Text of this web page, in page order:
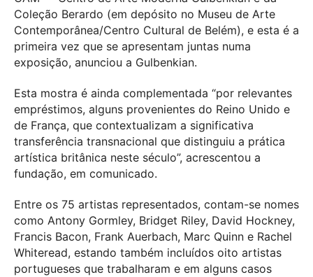
Coleção Berardo (em depósito no Museu de Arte
Contemporânea/Centro Cultural de Belém), e esta é a
primeira vez que se apresentam juntas numa
exposição, anunciou a Gulbenkian.
Esta mostra é ainda complementada “por relevantes
empréstimos, alguns provenientes do Reino Unido e
de França, que contextualizam a significativa
transferência transnacional que distinguiu a prática
artística britânica neste século”, acrescentou a
fundação, em comunicado.
Entre os 75 artistas representados, contam-se nomes
como Antony Gormley, Bridget Riley, David Hockney,
Francis Bacon, Frank Auerbach, Marc Quinn e Rachel
Whiteread, estando também incluídos oito artistas
portugueses que trabalharam e em alguns casos